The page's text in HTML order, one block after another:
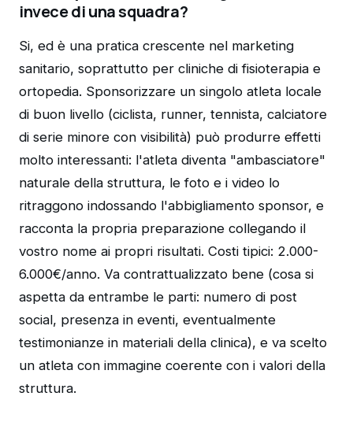
invece di una squadra?
Si, ed è una pratica crescente nel marketing
sanitario, soprattutto per cliniche di fisioterapia e
ortopedia. Sponsorizzare un singolo atleta locale
di buon livello (ciclista, runner, tennista, calciatore
di serie minore con visibilità) può produrre effetti
molto interessanti: l'atleta diventa "ambasciatore"
naturale della struttura, le foto e i video lo
ritraggono indossando l'abbigliamento sponsor, e
racconta la propria preparazione collegando il
vostro nome ai propri risultati. Costi tipici: 2.000-
6.000€/anno. Va contrattualizzato bene (cosa si
aspetta da entrambe le parti: numero di post
social, presenza in eventi, eventualmente
testimonianze in materiali della clinica), e va scelto
un atleta con immagine coerente con i valori della
struttura.